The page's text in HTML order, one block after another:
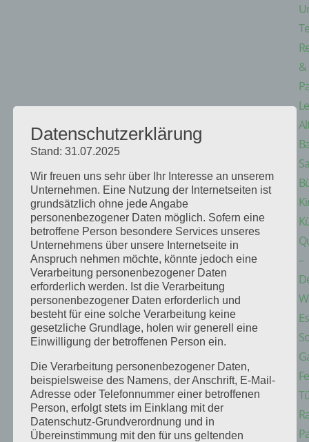
&
–
Datenschutzerklärung
Stand: 31.07.2025
Wir freuen uns sehr über Ihr Interesse an unserem
Unternehmen. Eine Nutzung der Internetseiten ist
grundsätzlich ohne jede Angabe
personenbezogener Daten möglich. Sofern eine
betroffene Person besondere Services unseres
Unternehmens über unsere Internetseite in
Anspruch nehmen möchte, könnte jedoch eine
Verarbeitung personenbezogener Daten
erforderlich werden. Ist die Verarbeitung
personenbezogener Daten erforderlich und
besteht für eine solche Verarbeitung keine
gesetzliche Grundlage, holen wir generell eine
Einwilligung der betroffenen Person ein.
Die Verarbeitung personenbezogener Daten,
beispielsweise des Namens, der Anschrift, E-Mail-
Adresse oder Telefonnummer einer betroffenen
Person, erfolgt stets im Einklang mit der
Datenschutz-Grundverordnung und in
Übereinstimmung mit den für uns geltenden